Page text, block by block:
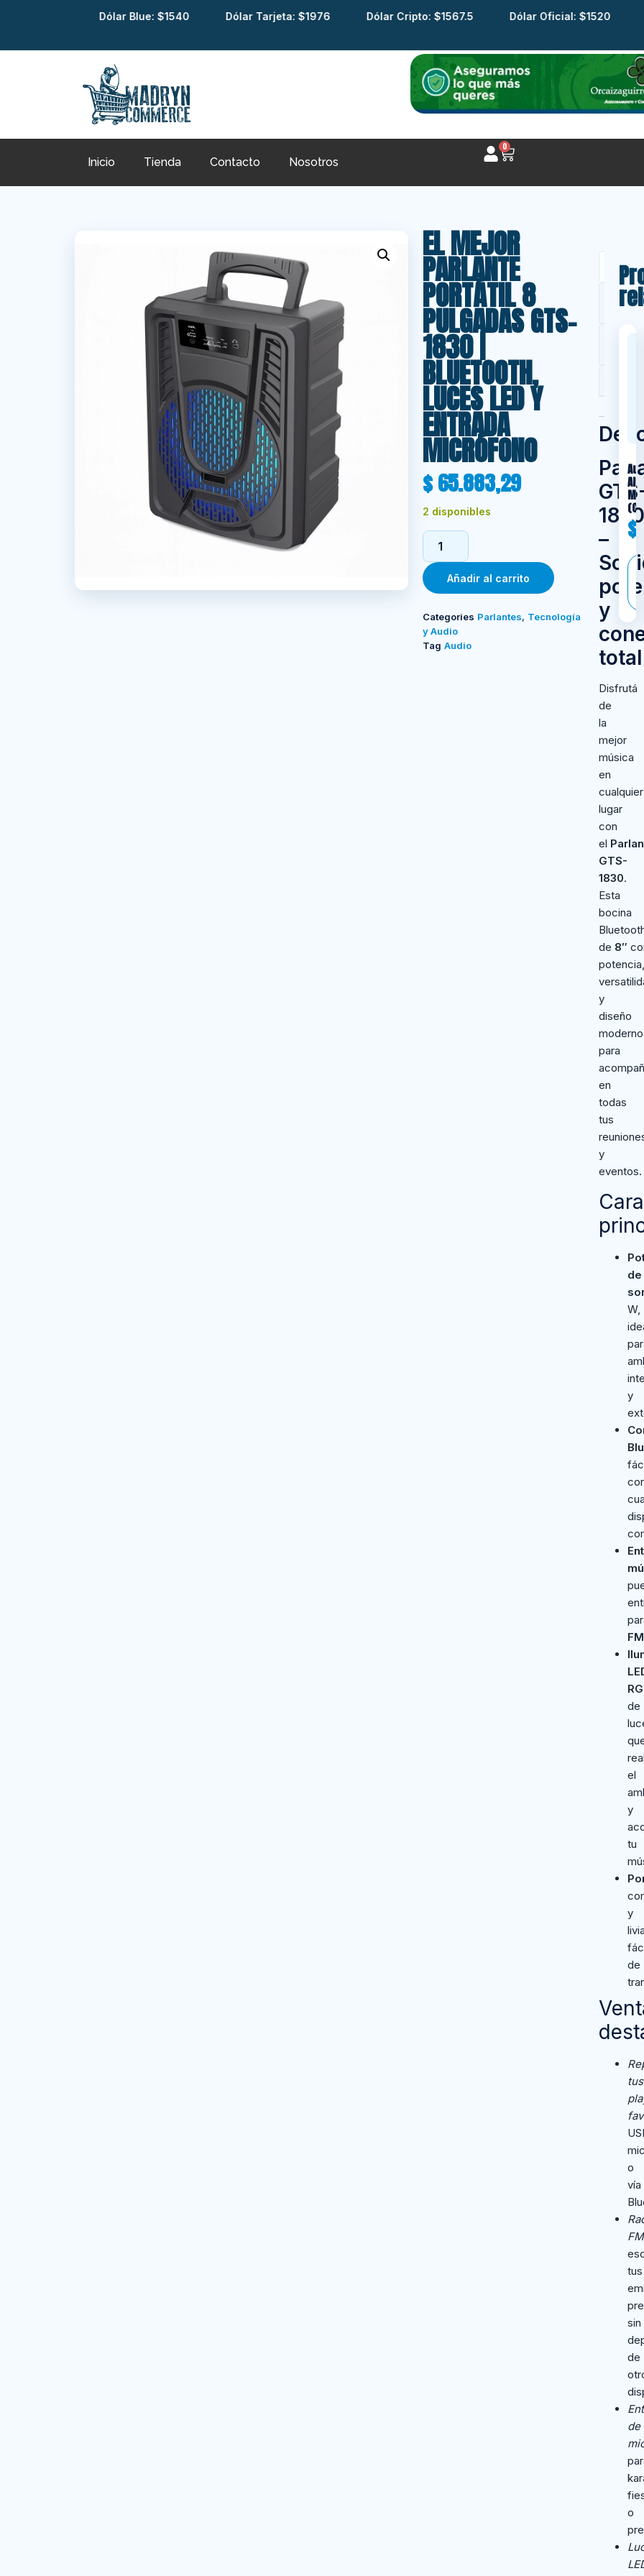
Dólar Blue: $1540 Dólar Tarjeta: $1976 Dólar Cripto: $1567.5 Dólar Oficial: $1520
Inicio Tienda Contacto Nosotros
0
EL MEJOR
PARLANTE
PORTÁTIL 8
PULGADAS GTS-
1830 |
BLUETOOTH,
LUCES LED Y
ENTRADA
MICRÓFONO
$65.883,29
2 disponibles
Añadir al carrito
Categories Parlantes, Tecnología
y Audio
Tag Audio
1830
–
y
total
Disfrutá
de
la
mejor
música
en
cualquier
lugar
con
el
GTS-
1830.
Esta
bocina
de 8″
potencia,
y
diseño
moderno
para
en
todas
tus
y
eventos.
de
W,
y
FM
de
el
y
tu
y
de
tus
o
vía
FM
tus
sin
de
de
o
AIR
$